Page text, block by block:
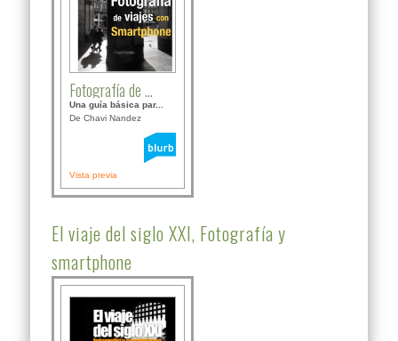
Fotografía de ...
Una guía básica par...
De Chavi Nandez
Vista previa
El viaje del siglo XXI, Fotografía y
smartphone